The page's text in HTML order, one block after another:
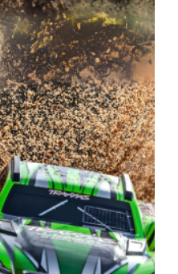
HG Eje de rueda P401/
Precio
de
venta
3,95 € Precio
habitual
7,90 €
Solo queda 1 unidad
AÑADIR AL